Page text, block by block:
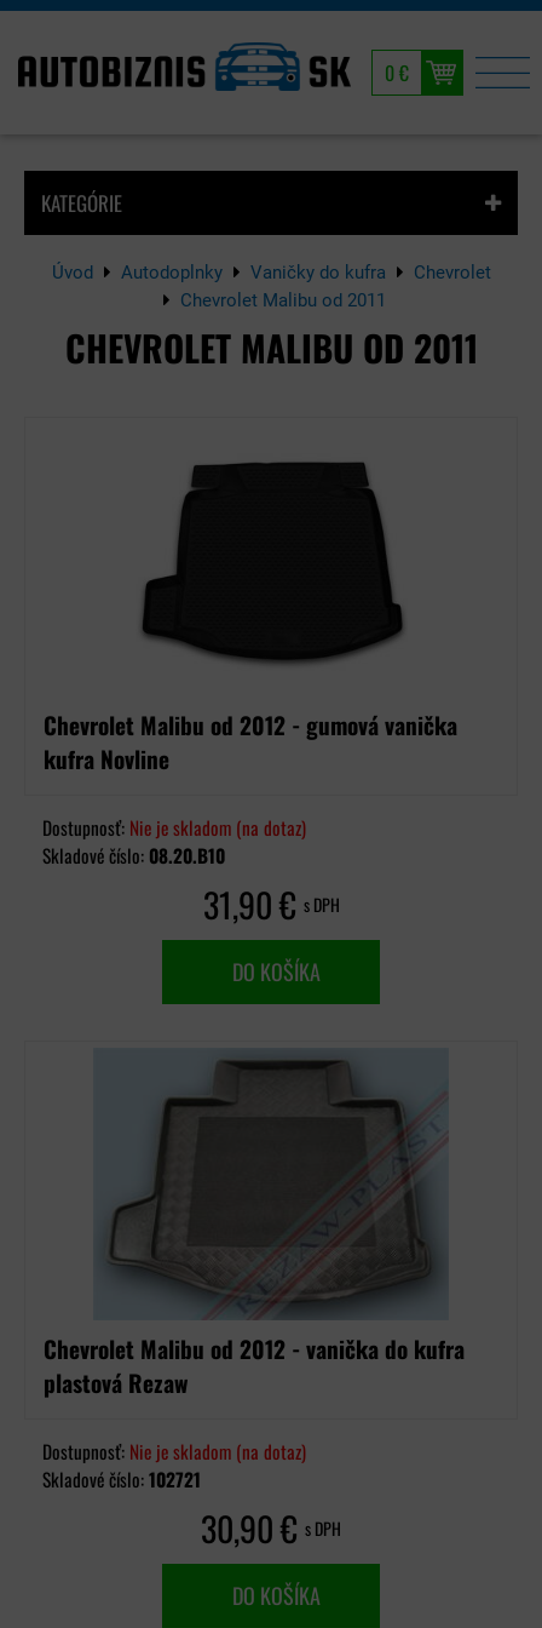
0 €
Úvod Autodoplnky Vaničky do kufra
Chevrolet
Chevrolet Malibu od 2011
CHEVROLET MALIBU OD 2011
KATEGÓRIE
Chevrolet Malibu od 2012 - gumová vanička
kufra Novline
Dostupnosť: Nie je skladom (na dotaz)
Skladové číslo: 08.20.B10
31,90 € s DPH
DO KOŠÍKA
Chevrolet Malibu od 2012 - vanička do kufra
plastová Rezaw
Dostupnosť: Nie je skladom (na dotaz)
Skladové číslo:102721
30,90 € s DPH
DO KOŠÍKA